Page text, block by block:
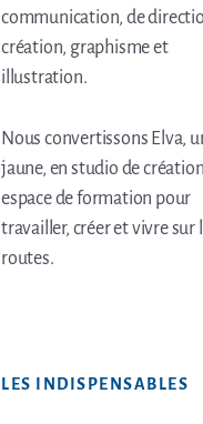
communication, de
création, graphisme et
illustration.
Nous convertissons Elva,
jaune, en studio de
espace de formation pour
travailler, créer et vivre sur
routes.
LES INDISPENSABLES